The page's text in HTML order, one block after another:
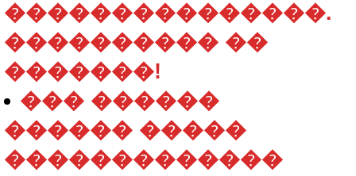
���������������.
���������� ��
�������!
��� ������
������ �����
�������������